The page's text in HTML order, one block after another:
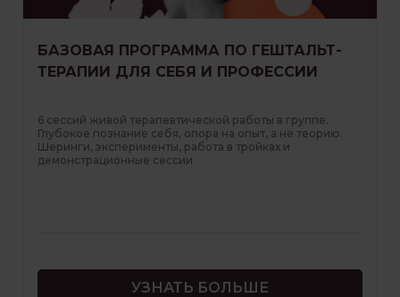
БАЗОВАЯ ПРОГРАММА ПО ГЕШТАЛЬТ-
ТЕРАПИИ ДЛЯ СЕБЯ И ПРОФЕССИИ
6 сессий живой терапевтической работы в группе.
Глубокое познание себя, опора на опыт, а не теорию.
Шеринги, эксперименты, работа в тройках и
демонстрационные сессии
УЗНАТЬ БОЛЬШЕ